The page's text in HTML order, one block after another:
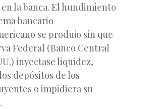
la banca. El hundimiento
bancario
se produjo sin que
Federal (Banco Central
inyectase liquidez,
depósitos de los
o impidiera su